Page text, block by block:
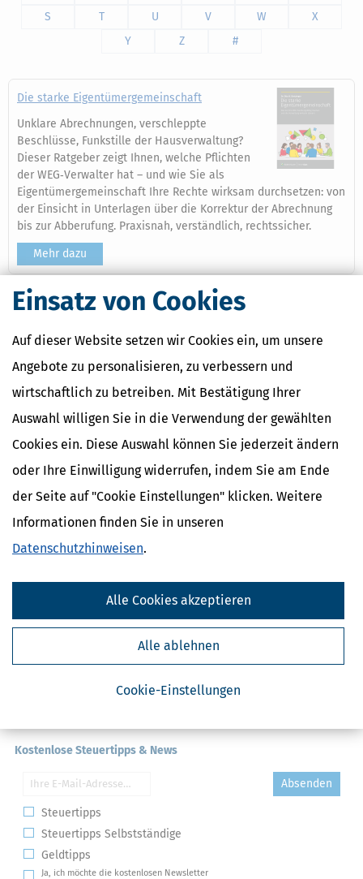
Einsatz von Cookies
Auf dieser Website setzen wir Cookies ein, um unsere
Angebote zu personalisieren, zu verbessern und
wirtschaftlich zu betreiben. Mit Bestätigung Ihrer
Auswahl willigen Sie in die Verwendung der gewählten
Cookies ein. Diese Auswahl können Sie jederzeit ändern
oder Ihre Einwilligung widerrufen, indem Sie am Ende
der Seite auf "Cookie Einstellungen" klicken. Weitere
Informationen finden Sie in unseren
Datenschutzhinweisen.
Cookie-Einstellungen
Alle ablehnen
Alle Cookies akzeptieren
S
T U V W
X
Y
Z #
Die starke Eigentümergemeinschaft
Unklare Abrechnungen, verschleppte
Beschlüsse, Funkstille der Hausverwaltung?
Dieser Ratgeber zeigt Ihnen, welche Pflichten
der WEG‑Verwalter hat – und wie Sie als
Eigentümergemeinschaft Ihre Rechte wirksam durchsetzen: von
der Einsicht in Unterlagen über die Korrektur der Abrechnung
bis zur Abberufung. Praxisnah, verständlich, rechtssicher.
Mehr dazu
Verwandte Begriffe
Grundstückumsätze
Grund und Boden
Bodenschatz
Grundstücksvermietung
Einkünfte aus Vermietung und
Verpachtung
Kostenlose Steuertipps & News
Absenden
Steuertipps
Steuertipps Selbstständige
Geldtipps
Ja, ich möchte die kostenlosen Newsletter